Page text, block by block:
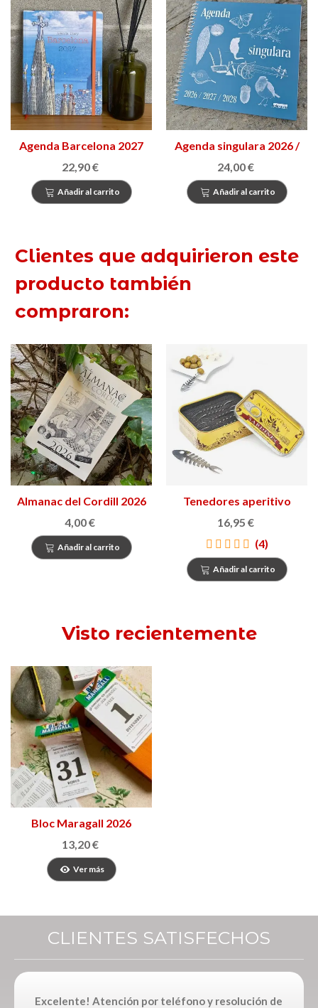
Agenda Barcelona 2027
22,90 €
Añadir al carrito
Agenda singulara 2026 /
2027 / 2028
24,00 €
Añadir al carrito
Clientes que adquirieron este
producto también
compraron:
Almanac del Cordill 2026
4,00 €
Añadir al carrito
Tenedores aperitivo
Sardines
16,95 €
(4)
Añadir al carrito
Visto recientemente
Bloc Maragall 2026
13,20 €
Ver más
CLIENTES SATISFECHOS
Excelente! Atención por teléfono y resolución de